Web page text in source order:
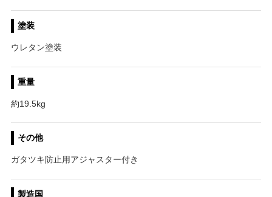
塗装
ウレタン塗装
重量
約19.5kg
その他
ガタツキ防止用アジャスター付き
製造国